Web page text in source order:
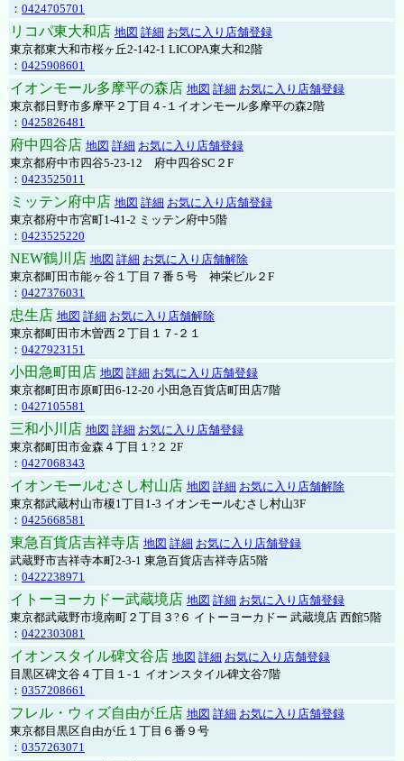
： 0424705701
リコパ東大和店 地図 詳細 お気に入り店舗登録
東京都東大和市桜ヶ丘2-142-1 LICOPA東大和2階
： 0425908601
イオンモール多摩平の森店 地図 詳細 お気に入り店舗登録
東京都日野市多摩平２丁目４-１イオンモール多摩平の森2階
： 0425826481
府中四谷店 地図 詳細 お気に入り店舗登録
東京都府中市四谷5-23-12 府中四谷SC２F
： 0423525011
ミッテン府中店 地図 詳細 お気に入り店舗登録
東京都府中市宮町1-41-2 ミッテン府中5階
： 0423525220
NEW鶴川店 地図 詳細 お気に入り店舗解除
東京都町田市能ヶ谷１丁目７番５号 神栄ビル２F
： 0427376031
忠生店 地図 詳細 お気に入り店舗解除
東京都町田市木曽西２丁目１７-２１
： 0427923151
小田急町田店 地図 詳細 お気に入り店舗登録
東京都町田市原町田6-12-20 小田急百貨店町田店7階
： 0427105581
三和小川店 地図 詳細 お気に入り店舗登録
東京都町田市金森４丁目１?２ 2F
： 0427068343
イオンモールむさし村山店 地図 詳細 お気に入り店舗解除
東京都武蔵村山市榎1丁目1-3 イオンモールむさし村山3F
： 0425668581
東急百貨店吉祥寺店 地図 詳細 お気に入り店舗登録
武蔵野市吉祥寺本町2-3-1 東急百貨店吉祥寺店5階
： 0422238971
イトーヨーカドー武蔵境店 地図 詳細 お気に入り店舗登録
東京都武蔵野市境南町２丁目３?６ イトーヨーカドー 武蔵境店 西館5階
： 0422303081
イオンスタイル碑文谷店 地図 詳細 お気に入り店舗登録
目黒区碑文谷４丁目１-１ イオンスタイル碑文谷7階
： 0357208661
フレル・ウィズ自由が丘店 地図 詳細 お気に入り店舗登録
東京都目黒区自由が丘１丁目６番９号
： 0357263071